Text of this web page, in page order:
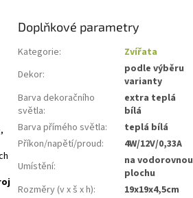
Doplňkové parametry
Kategorie:
Zvířata
Dekor:
podle výběru
varianty
Barva dekoračního
světla:
extra teplá
bílá
Barva přímého světla:
teplá bílá
Příkon/napětí/proud:
4W/12V/0,33A
Umístění:
na vodorovnou
plochu
Rozměry (v x š x h):
19x19x4,5cm